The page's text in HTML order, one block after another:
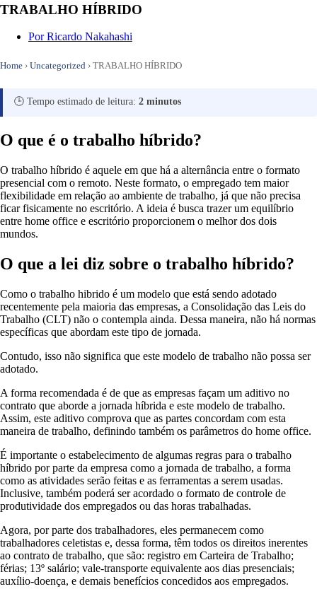
TRABALHO HÍBRIDO
PorRicardo Nakahashi
Home › Uncategorized › TRABALHO HÍBRIDO
🕒 Tempo estimado de leitura: 2 minutos
O que é o trabalho híbrido?
O trabalho híbrido é aquele em que há a alternância entre o formato
presencial com o remoto. Neste formato, o empregado tem maior
flexibilidade em relação ao ambiente de trabalho, já que não precisa
ficar fisicamente no escritório. A ideia é busca trazer um equilíbrio
entre home office e escritório proporcionem o melhor dos dois
mundos.
O que a lei diz sobre o trabalho híbrido?
Como o trabalho hibrido é um modelo que está sendo adotado
recentemente pela maioria das empresas, a Consolidação das Leis do
Trabalho (CLT) não o contempla ainda. Dessa maneira, não há normas
específicas que abordam este tipo de jornada.
Contudo, isso não significa que este modelo de trabalho não possa ser
adotado.
A forma recomendada é de que as empresas façam um aditivo no
contrato que aborde a jornada híbrida e este modelo de trabalho.
Assim, este aditivo comprova que as partes concordam com esta
maneira de trabalho, definindo também os parâmetros do home office.
É importante o estabelecimento de algumas regras para o trabalho
híbrido por parte da empresa como a jornada de trabalho, a forma
como as atividades serão feitas e as ferramentas a serem usadas.
Inclusive, também poderá ser acordado o formato de controle de
produtividade dos empregados ou das horas trabalhadas.
Agora, por parte dos trabalhadores, eles permanecem como
trabalhadores celetistas e, dessa forma, têm todos os direitos inerentes
ao contrato de trabalho, que são: registro em Carteira de Trabalho;
férias; 13º salário; vale-transporte equivalente aos dias presenciais;
auxílio-doença, e demais benefícios concedidos aos empregados.